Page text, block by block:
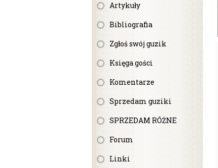
Artykuły
Bibliografia
Zgłoś swój guzik
Księga gości
Komentarze
Sprzedam guziki
SPRZEDAM RÓŻNE
Forum
Linki